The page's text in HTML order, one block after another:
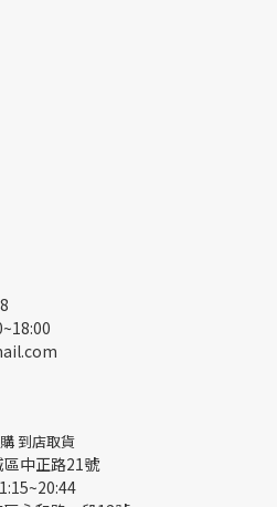
到店取貨
區中正路21號